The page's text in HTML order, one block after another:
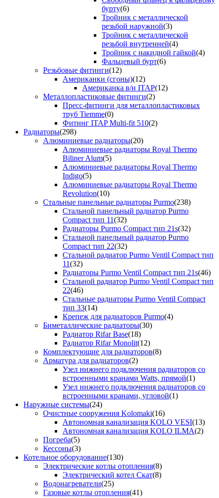
бурту(6)
Тройник с металлической
резьбой наружной(3)
Тройник с металлической
резьбой внутренней(4)
Тройник с накидной гайкой(4)
Фальцевый бурт(6)
Резьбовые фитинги(12)
Американки (сгоны)(12)
Американка в/н ITAP(12)
Металлопластиковые фитинги(2)
Пресс-фитинги для металлопластиковых
труб Tiemme(0)
Фитинг ITAP Multi-fit 510(2)
Радиаторы(298)
Алюминиевые радиаторы(20)
Алюминиевые радиаторы Royal Thermo
Biliner Alum(5)
Алюминиевые радиаторы Royal Thermo
Indigo(5)
Алюминиевые радиаторы Royal Thermo
Revolution(10)
Стальные панельные радиаторы Purmo(238)
Стальной панельный радиатор Purmo
Compact тип 11(32)
Радиаторы Purmo Compact тип 21s(32)
Стальной панельный радиатор Purmo
Compact тип 22(32)
Стальной радиатор Purmo Ventil Compact тип
11(32)
Радиаторы Purmo Ventil Compact тип 21s(46)
Стальной радиатор Purmo Ventil Compact тип
22(46)
Стальные радиаторы Purmo Ventil Compact
тип 33(14)
Крепеж для радиаторов Purmo(4)
Биметаллические радиаторы(30)
Радиатор Rifar Base(18)
Радиатор Rifar Monolit(12)
Комплектующие для радиаторов(8)
Арматура для радиаторов(2)
Узел нижнего подключения радиаторов со
встроенными кранами Watts, прямой(1)
Узел нижнего подключения радиаторов со
встроенными кранами, угловой(1)
Наружные системы(24)
Очистные сооружения Kolomaki(16)
Автономная канализация KOLO VESI(13)
Автономная канализация KOLO ILMA(2)
Погреба(5)
Кессоны(3)
Котельное оборудование(130)
Электрические котлы отопления(8)
Электрический котел Скат(8)
Водонагреватели(25)
Газовые котлы отопления(41)